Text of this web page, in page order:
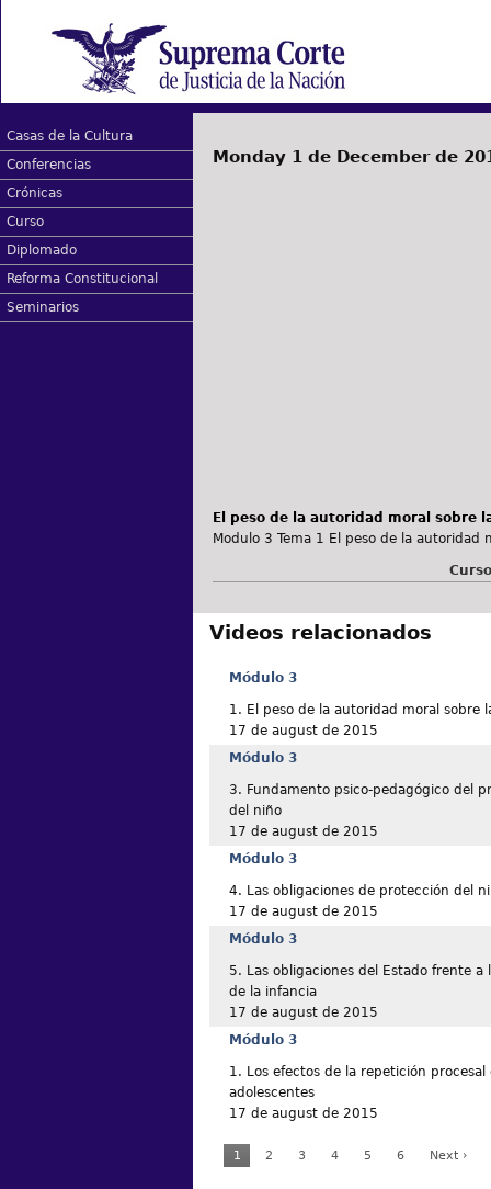
Casas de la Cultura
Conferencias
Crónicas
Curso
Diplomado
Reforma Constitucional
Seminarios
Monday 1 de December de
El peso de la autoridad moral sobre
Modulo 3 Tema 1 El peso de la
Videos relacionados
Módulo 3
1. El peso de la autoridad moral sobre
17 de august de 2015
Módulo 3
3. Fundamento psico-pedagógico del
del niño
17 de august de 2015
Módulo 3
4. Las obligaciones de protección del
17 de august de 2015
Módulo 3
5. Las obligaciones del Estado frente a
de la infancia
17 de august de 2015
Módulo 3
1. Los efectos de la repetición
adolescentes
17 de august de 2015
1 2 3 4 5 6 Next ›